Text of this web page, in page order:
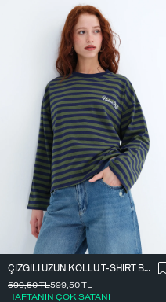
ÇIZGILI UZUN KOLLU T-SHIRT B10644
599,50TL
HAFTANIN ÇOK SATANI
599,50TL